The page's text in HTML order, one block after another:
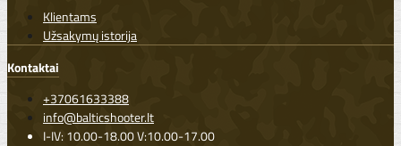
Klientams
Užsakymų istorija
Kontaktai
+37061633388
info@balticshooter.lt
I-IV: 10.00-18.00 V:10.00-17.00